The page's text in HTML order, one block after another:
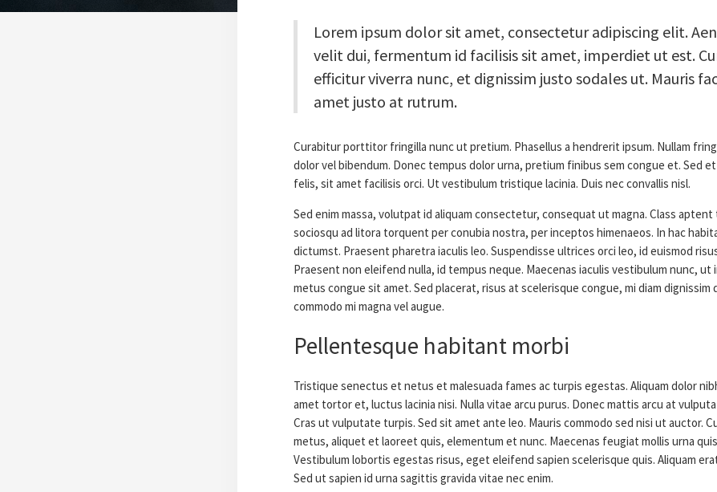
Lorem ipsum dolor sit amet, consectetur adipiscing elit.
velit dui, fermentum id facilisis sit amet, imperdiet ut est.
efficitur viverra nunc, et dignissim justo sodales ut. Mauris
amet justo at rutrum.
Curabitur porttitor fringilla nunc ut pretium. Phasellus a hendrerit ipsum. Nullam
dolor vel bibendum. Donec tempus dolor urna, pretium finibus sem congue et. Sed
felis, sit amet facilisis orci. Ut vestibulum tristique lacinia. Duis nec convallis nisl.
Sed enim massa, volutpat id aliquam consectetur, consequat ut magna. Class aptent
sociosqu ad litora torquent per conubia nostra, per inceptos himenaeos. In hac
dictumst. Praesent pharetra iaculis leo. Suspendisse ultrices orci leo, id euismod
Praesent non eleifend nulla, id tempus neque. Maecenas iaculis vestibulum nunc, ut
metus congue sit amet. Sed placerat, risus at scelerisque congue, mi diam dignissim
commodo mi magna vel augue.
Pellentesque habitant morbi
Tristique senectus et netus et malesuada fames ac turpis egestas. Aliquam dolor
amet tortor et, luctus lacinia nisi. Nulla vitae arcu purus. Donec mattis arcu at
Cras ut vulputate turpis. Sed sit amet ante leo. Mauris commodo sed nisi ut auctor.
metus, aliquet et laoreet quis, elementum et nunc. Maecenas feugiat mollis urna
Vestibulum lobortis egestas risus, eget eleifend sapien scelerisque quis. Aliquam
Sed ut sapien id urna sagittis gravida vitae nec enim.